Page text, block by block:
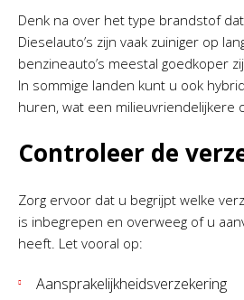
Denk na over het type brandstof
Dieselauto’s zijn vaak zuiniger op
benzineauto’s meestal goedkoper
In sommige landen kunt u ook
huren, wat een milieuvriendelijkere
Controleer de
Zorg ervoor dat u begrijpt welke
is inbegrepen en overweeg of u
heeft. Let vooral op:
Aansprakelijkheidsverzekering